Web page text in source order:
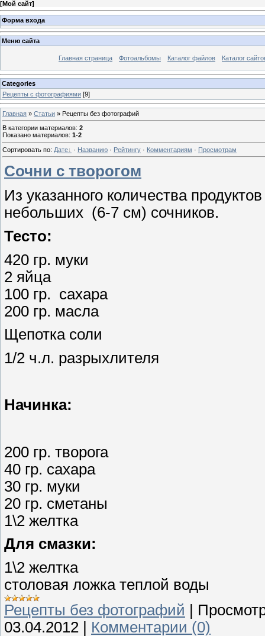
[Мой сайт]
Форма входа
Меню сайта
Главная страница Фотоальбомы Каталог файлов Каталог
Categories
Рецепты с фотографиями [9]
Главная » Статьи » Рецепты без фотографий
В категории материалов: 2
Показано материалов: 1-2
Сортировать по: Дате · Названию · Рейтингу · Комментариям · Просмотрам
Сочни с творогом
Из указанного количества
небольших (6-7 см) сочников.
Тесто:
420 гр. муки
2 яйца
100 гр. сахара
200 гр. масла
Щепотка соли
1/2 ч.л. разрыхлителя
Начинка:
200 гр. творога
40 гр. сахара
30 гр. муки
20 гр. сметаны
1\2 желтка
Для смазки:
1\2 желтка
столовая ложка теплой воды
Рецепты без фотографий
03.04.2012
Комментарии (0)